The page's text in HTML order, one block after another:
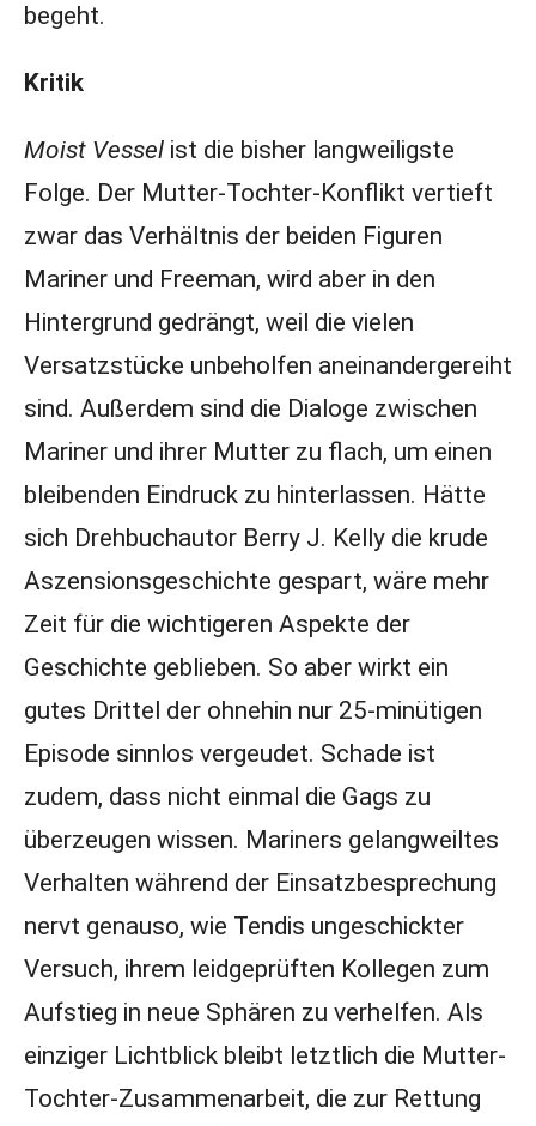
begeht.
Kritik
Moist Vesselist die bisher langweiligste
Folge. Der Mutter-Tochter-Konflikt vertieft
zwar das Verhältnis der beiden Figuren
Mariner und Freeman, wird aber in den
Hintergrund gedrängt, weil die vielen
Versatzstücke unbeholfen aneinandergereiht
sind. Außerdem sind die Dialoge zwischen
Mariner und ihrer Mutter zu flach, um einen
bleibenden Eindruck zu hinterlassen. Hätte
sich Drehbuchautor Berry J. Kelly die krude
Aszensionsgeschichte gespart, wäre mehr
Zeit für die wichtigeren Aspekte der
Geschichte geblieben. So aber wirkt ein
gutes Drittel der ohnehin nur 25-minütigen
Episode sinnlos vergeudet. Schade ist
zudem, dass nicht einmal die Gags zu
überzeugen wissen. Mariners gelangweiltes
Verhalten während der Einsatzbesprechung
nervt genauso, wie Tendis ungeschickter
Versuch, ihrem leidgeprüften Kollegen zum
Aufstieg in neue Sphären zu verhelfen. Als
einziger Lichtblick bleibt letztlich die Mutter-
Tochter-Zusammenarbeit, die zur Rettung